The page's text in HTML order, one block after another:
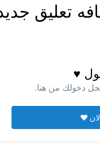
تعليق
♥
دخولك من هنا.
♥